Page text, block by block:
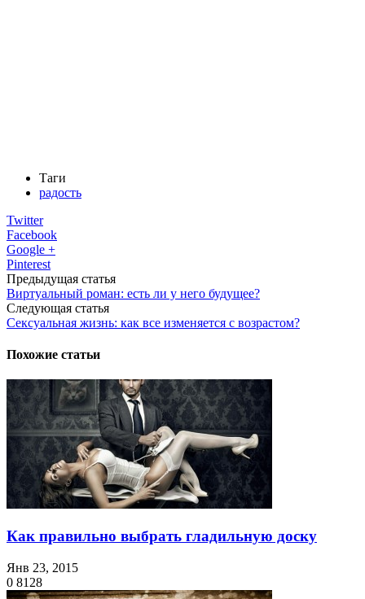
Таги
радость
Twitter
Facebook
Google +
Pinterest
Предыдущая статья
Виртуальный роман: есть ли у него будущее?
Следующая статья
Сексуальная жизнь: как все изменяется с возрастом?
Похожие статьи
Как правильно выбрать гладильную доску
Янв 23, 2015
0 8128